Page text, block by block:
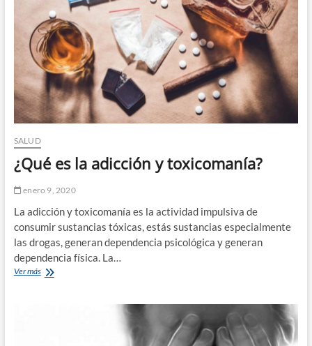
SALUD
¿Qué es la adicción y toxicomanía?
enero 9, 2020
La adicción y toxicomanía es la actividad impulsiva de
consumir sustancias tóxicas, estás sustancias especialmente
las drogas, generan dependencia psicológica y generan
dependencia física. La…
Ver más¿Qué